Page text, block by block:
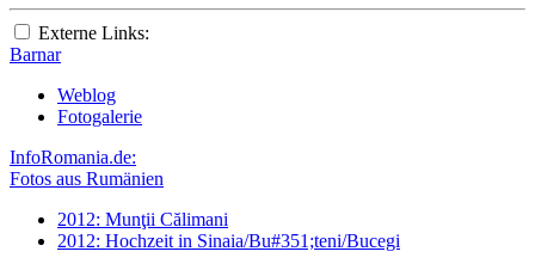
Externe Links:
Barnar
Weblog
Fotogalerie
InfoRomania.de:
Fotos aus Rumänien
2012: Munţii Călimani
2012: Hochzeit in Sinaia/Bu#351;teni/Bucegi